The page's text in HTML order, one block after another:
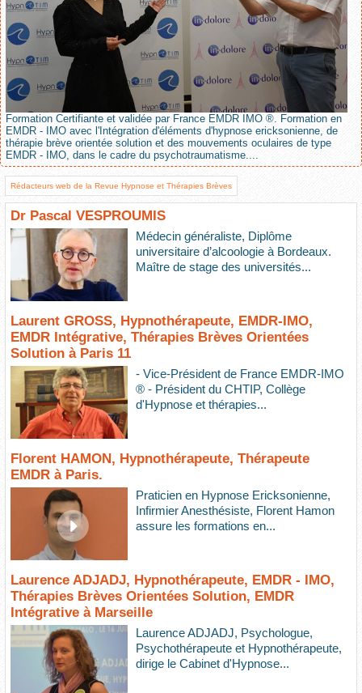
Formation Certifiante et validée par France EMDR IMO ®. Formation en
EMDR - IMO avec l'Intégration d'éléments d'hypnose ericksonienne, de
thérapie brève orientée solution et des mouvements oculaires de type
EMDR - IMO, dans le cadre du psychotraumatisme....
Rédacteurs web de la Revue Hypnose et Thérapies Brèves
Dr Pascal VESPROUMIS
Médecin généraliste, Diplôme
universitaire d’alcoologie à Bordeaux.
Maître de stage des universités...
Laurent GROSS, Hypnothérapeute, EMDR-IMO,
EMDR Intégrative, Thérapies Brèves Orientées
Solution à Paris 11
- Vice-Président de France EMDR-IMO
® - Président du CHTIP, Collège
d'Hypnose et thérapies...
Florent HAMON, Hypnothérapeute, Thérapeute
EMDR à Paris.
Praticien en Hypnose Ericksonienne,
Infirmier Anesthésiste, Florent Hamon
assure les formations en...
Laurence ADJADJ, Hypnothérapeute, EMDR - IMO,
Thérapies Brèves Orientées Solution, EMDR
Intégrative à Marseille
Laurence ADJADJ, Psychologue,
Psychothérapeute et Hypnothérapeute,
dirige le Cabinet d'Hypnose...